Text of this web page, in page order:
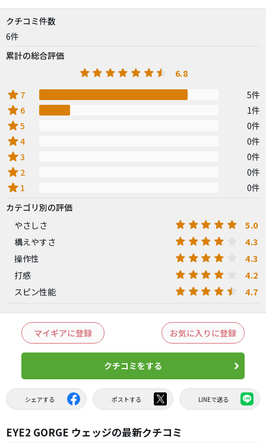
クチコミ件数
6件
累計の総合評価
6.8
star 7 5件
star 6 1件
star5 0件
star4 0件
star3 0件
star 2 0件
star 1
0件
カテゴリ別の評価
やさしさ
5.0
構えやすさ 4.3
操作性 4.3
打感 4.2
スピン性能 4.7
マイギアに登録 お気に入りに登録
クチコミをする
シェアする ポストする LINEで送る
EYE2 GORGE ウェッジの最新クチコミ